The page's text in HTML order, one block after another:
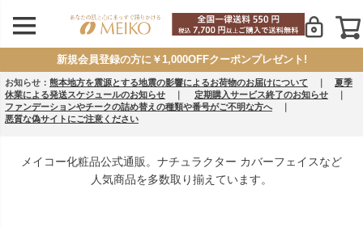
新規会員登録の方に￥1,000OFFクーポンプレゼント!
お知らせ： 熊本地方を震源とする地震の影響によるお荷物のお届けについて ｜ 夏季
休業による発送スケジュールのお知らせ ｜ 定期購入サービス終了のお知らせ ｜
ファンデーションやチークの詰め替えの種類や番号がご不明な方へ｜
悪質な偽サイトにご注意ください
メイコー化粧品公式通販。ナチュラクター カバーフェイスなど
人気商品を多数取り揃えています。